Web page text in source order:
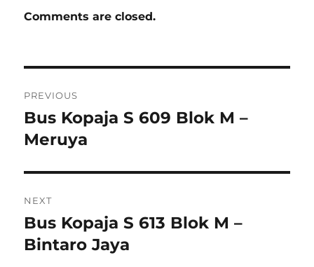
Comments are closed.
navigation
PREVIOUS
Previous
post:
Bus Kopaja S 609 Blok M –
Meruya
NEXT
Next
post:
Bus Kopaja S 613 Blok M –
Bintaro Jaya